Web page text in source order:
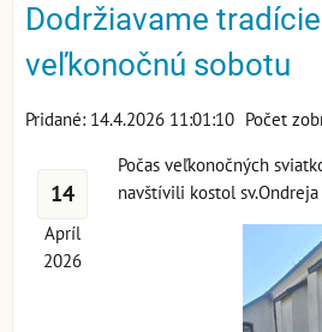
Dodržiavame
veľkonočnú sobotu
Pridané: 14.4.2026 11:01:10 Počet
14
Apríl
2026
Počas veľkonočných
navštívili kostol sv.Ondreja